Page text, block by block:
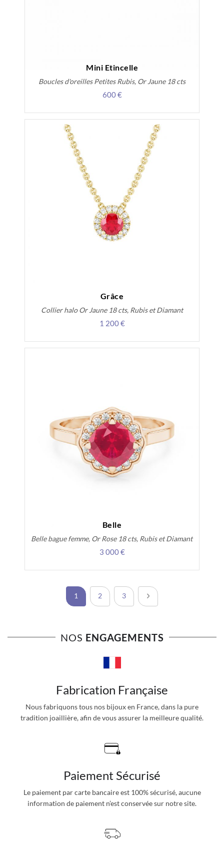
Mini Etincelle
Boucles d'oreilles Petites Rubis, Or Jaune 18 cts
600 €
Grâce
Collier halo Or Jaune 18 cts, Rubis et Diamant
1 200 €
Belle
Belle bague femme, Or Rose 18 cts, Rubis et Diamant
3 000 €
Page
Vous lisez actuellement la page
1 Page
2 Page
3 Page
Suivant
NOS ENGAGEMENTS
Fabrication Française
Nous fabriquons tous nos bijoux en France, dans la pure
tradition joaillière, afin de vous assurer la meilleure qualité.
Paiement Sécurisé
Le paiement par carte bancaire est 100% sécurisé, aucune
information de paiement n’est conservée sur notre site.